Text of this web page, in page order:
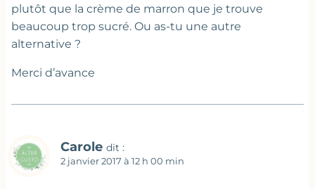
plutôt que la crème de marron que je trouve
beaucoup trop sucré. Ou as-tu une autre
alternative ?
Merci d’avance
Carole dit :
2 janvier 2017 à 12 h 00 min